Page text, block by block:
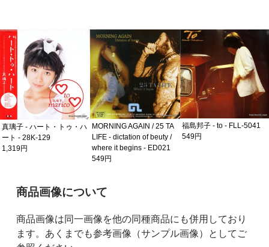
真璃子 - ハート・トゥ・ハ
ート - 28K-129
1,319円
MORNING AGAIN / 25 TA
LIFE - dictation of beuty /
where it begins - ED021
549円
福島邦子 - to - FLL-5041
549円
ご購入前の注意事項
商品画像について
商品画像は同一画像を他の同種商品にも併用しており
ます。あくまでも参考画像（サンプル画像）としてご